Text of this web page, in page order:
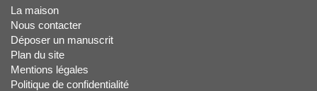
La maison
Nous contacter
Déposer un manuscrit
Plan du site
Mentions légales
Politique de confidentialité